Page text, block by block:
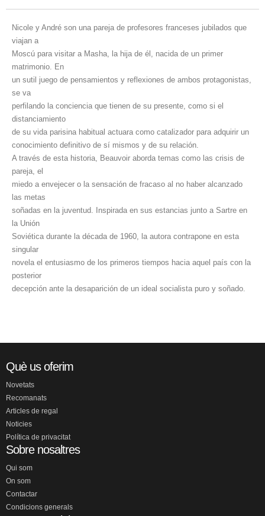
Nicole y André son una pareja de profesores franceses jubilados que
viajan a
Moscú para visitar a Masha, la hija de él, nacida de un primer
matrimonio. En
un sutil juego de pensamientos y reflexiones de ambos protagonistas,
se va
perfilando la conciencia que tienen de su presente, como si el
distanciamiento
de su vida parisina habitual actuara como catalizador para adquirir un
conocimiento definitivo de sí mismos y de su relación.
A través de esta historia, Beauvoir aborda temas como las crisis de
pareja, el
miedo a envejecer o la sensación de fracaso al no haber alcanzado
las metas
soñadas en la juventud. Inspirada en sus estancias junto a Sartre en
la Unión
Soviética durante la década de 1960, la autora contrapone en esta
singular
novela el entusiasmo de los primeros tiempos hacia aquel país con la
posterior
decepción ante la desaparición de un ideal socialista puro y soñado.
Què us oferim
Novetats
Recomanats
Articles de regal
Noticies
Política de privacitat
Sobre nosaltres
Qui som
On som
Contactar
Condicions generals